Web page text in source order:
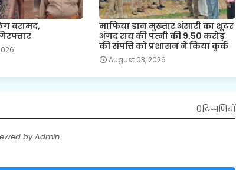
बरामद,
माफिया डान मुख्‍तार अंसारी का शूटर
अंगद राय की पत्‍नी की 9.50 करोड़
की संपत्ति को प्रशासन ने किया कुर्क
August 03, 2026
0टिप्पणियाँ
by Admin.